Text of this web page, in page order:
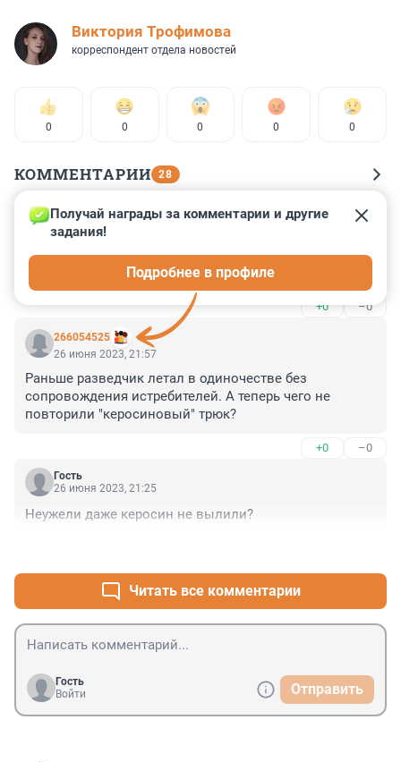
Виктория Трофимова
корреспондент отдела новостей
0 0 0 0 0
КОММЕНТАРИИ 28
Гость
27 июня 2023, 00:56
Российским пилотам сильно повезло, что это были
британцы, а не вагнеровцы.
+0 –0
266054525
Получай награды за комментарии и другие
задания!
Подробнее в профиле
26 июня 2023, 21:57
Раньше разведчик летал в одиночестве без
сопровождения истребителей. А теперь чего не
повторили "керосиновый" трюк?
+0 –0
Гость
26 июня 2023, 21:25
Неужели даже керосин не вылили?
Читать все комментарии
Гость
Войти
Отправить